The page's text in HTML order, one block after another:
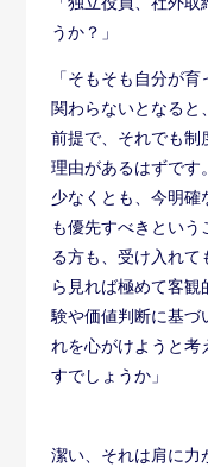
うか？」
「そもそも自分が
関わらないとなると
前提で、それでも制
理由があるはずです。
少なくとも、今明確
も優先すべきとい
る方も、受け入れて
ら見れば極めて客
験や価値判断に基づ
れを心がけようと考
すでしょうか」
潔い、それは肩に力